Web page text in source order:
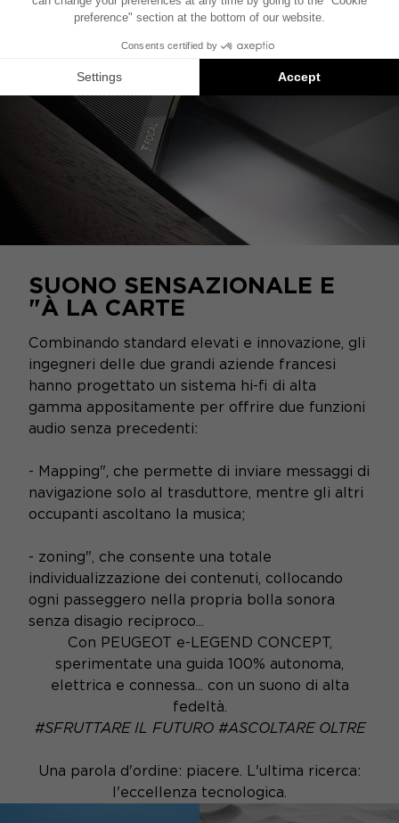
SUONO SENSAZIONALE E
"À LA CARTE
Combinando standard elevati e innovazione, gli
ingegneri delle due grandi aziende francesi
hanno progettato un sistema hi-fi di alta
gamma appositamente per offrire due funzioni
audio senza precedenti:
- Mapping", che permette di inviare messaggi di
navigazione solo al trasduttore, mentre gli altri
occupanti ascoltano la musica;
- zoning", che consente una totale
individualizzazione dei contenuti, collocando
ogni passeggero nella propria bolla sonora
senza disagio reciproco...
Con PEUGEOT e-LEGEND CONCEPT,
sperimentate una guida 100% autonoma,
elettrica e connessa... con un suono di alta
fedeltà.
#SFRUTTARE IL FUTURO #ASCOLTARE OLTRE
Una parola d'ordine: piacere. L'ultima ricerca:
l'eccellenza tecnologica.